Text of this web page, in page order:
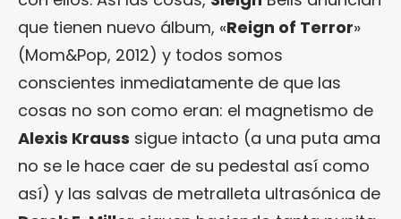
que tienen nuevo álbum, «Reign of Terror»
(Mom&Pop, 2012) y todos somos
conscientes inmediatamente de que las
cosas no son como eran: el magnetismo de
Alexis Krauss sigue intacto (a una puta ama
no se le hace caer de su pedestal así como
así) y las salvas de metralleta ultrasónica de